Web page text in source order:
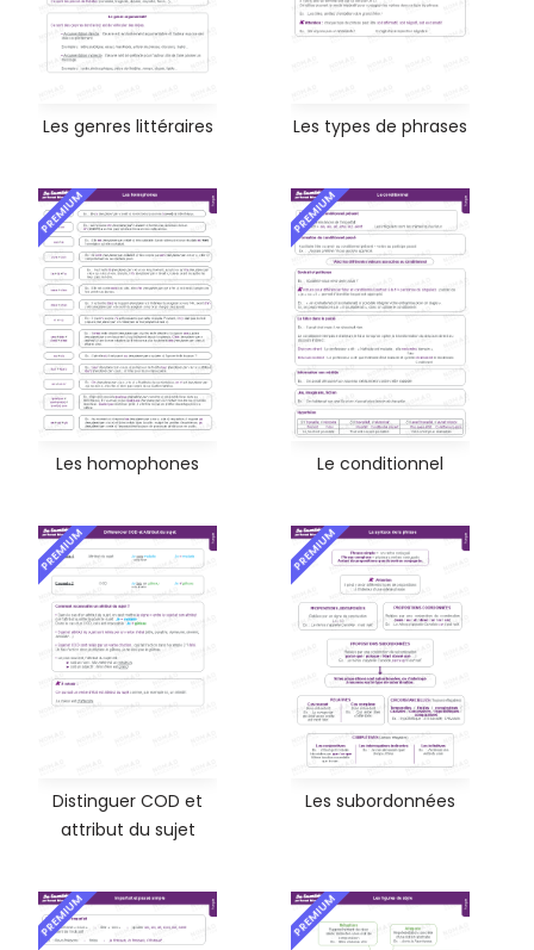
Les genres littéraires Les types de phrases
PREMIUM
Les homophones
PREMIUM
Le conditionnel
PREMIUM
Distinguer COD et
attribut du sujet
PREMIUM
Les subordonnées
PREMIUM PREMIUM